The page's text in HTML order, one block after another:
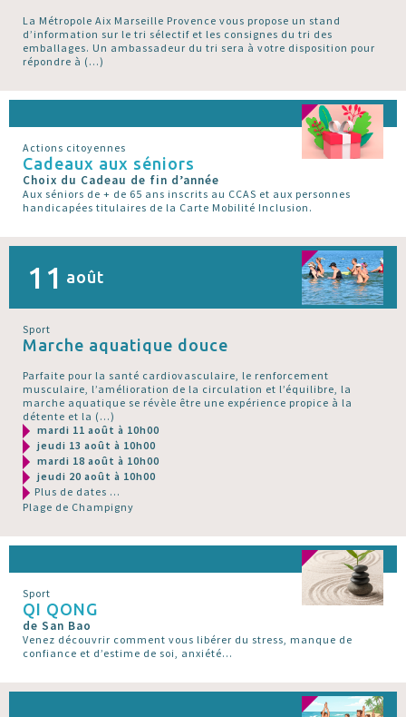
La Métropole Aix Marseille Provence vous propose un stand
d’information sur le tri sélectif et les consignes du tri des
emballages. Un ambassadeur du tri sera à votre disposition pour
répondre à (…)
Actions citoyennes
Cadeaux aux séniors
Choix du Cadeau de fin d’année
Aux séniors de + de 65 ans inscrits au CCAS et aux personnes
handicapées titulaires de la Carte Mobilité Inclusion.
11 août
Sport
Marche aquatique douce
Parfaite pour la santé cardiovasculaire, le renforcement
musculaire, l’amélioration de la circulation et l’équilibre, la
marche aquatique se révèle être une expérience propice à la
détente et la (…)
mardi 11 août à 10h00
jeudi 13 août à 10h00
mardi 18 août à 10h00
jeudi 20 août à 10h00
Plus de dates ...
Plage de Champigny
Sport
QI QONG
de San Bao
Venez découvrir comment vous libérer du stress, manque de
confiance et d’estime de soi, anxiété...